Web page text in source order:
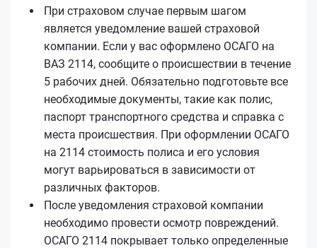
При страховом случае первым шагом
является уведомление вашей страховой
компании. Если у вас оформлено ОСАГО на
ВАЗ 2114, сообщите о происшествии в течение
5 рабочих дней. Обязательно подготовьте все
необходимые документы, такие как полис,
паспорт транспортного средства и справка с
места происшествия. При оформлении ОСАГО
на 2114 стоимость полиса и его условия
могут варьироваться в зависимости от
различных факторов.
После уведомления страховой компании
необходимо провести осмотр повреждений.
ОСАГО 2114 покрывает только определенные